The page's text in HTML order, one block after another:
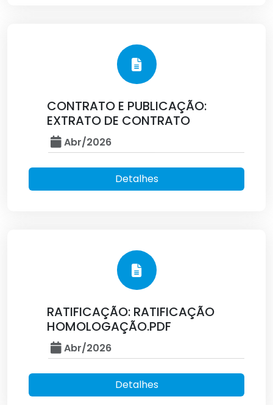
CONTRATO E PUBLICAÇÃO:
EXTRATO DE CONTRATO
Abr/2026
Detalhes
RATIFICAÇÃO: RATIFICAÇÃO
HOMOLOGAÇÃO.PDF
Abr/2026
Detalhes